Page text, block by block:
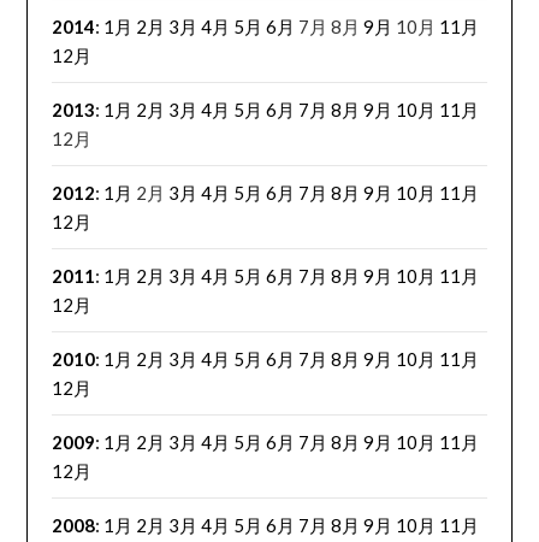
2014: 1月 2月 3月 4月 5月 6月 7月 8月 9月 10月 11月
12月
2013: 1月 2月 3月 4月 5月 6月 7月 8月 9月 10月 11月
12月
2012: 1月 2月 3月 4月 5月 6月 7月 8月 9月 10月 11月
12月
2011: 1月 2月 3月 4月 5月 6月 7月 8月 9月 10月 11月
12月
2010: 1月 2月 3月 4月 5月 6月 7月 8月 9月 10月 11月
12月
2009: 1月 2月 3月 4月 5月 6月 7月 8月 9月 10月 11月
12月
2008: 1月 2月 3月 4月 5月 6月 7月 8月 9月 10月 11月